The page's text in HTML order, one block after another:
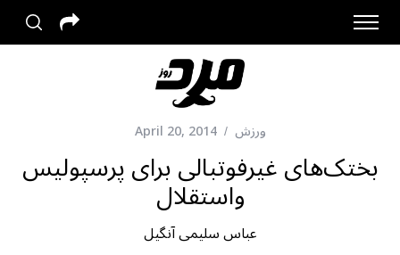
ورزش April 20, 2014
بختک‌های غیرفوتبالی برای پرسپولیس
واستقلال
عباس سلیمی آنگیل